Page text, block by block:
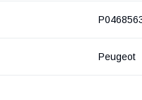
Peugeot